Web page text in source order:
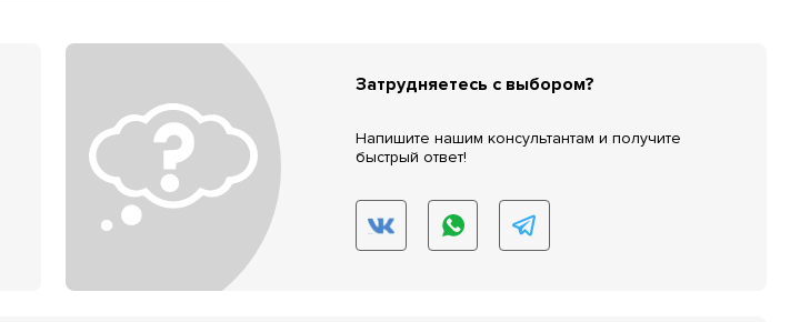
Затрудняетесь с выбором?
Напишите нашим консультантам и получите
быстрый ответ!